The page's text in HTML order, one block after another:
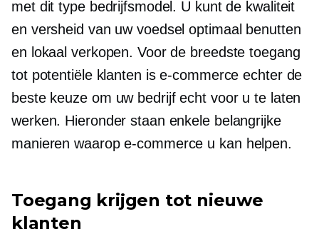
met dit type bedrijfsmodel. U kunt de kwaliteit
en versheid van uw voedsel optimaal benutten
en lokaal verkopen. Voor de breedste toegang
tot potentiële klanten is e-commerce echter de
beste keuze om uw bedrijf echt voor u te laten
werken. Hieronder staan ​​enkele belangrijke
manieren waarop e-commerce u kan helpen.
Toegang krijgen tot nieuwe
klanten